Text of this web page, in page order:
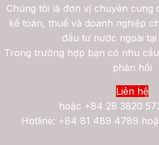
Chúng tôi là đơn vị chuyên cung
kế toán, thuế và doanh nghiệp
đầu tư nước ngoài tại
Trong trường hợp bạn có nhu
phản hồi
Liên hệ
hoặc +84 28 3820
Hotline: +84 81 489 4789